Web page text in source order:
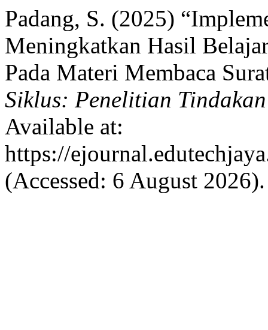
Padang, S. (2025)
Meningkatkan Hasil
Pada Materi Membaca
Siklus: Penelitian
Available at:
https://
(Accessed: 6 August 2026).